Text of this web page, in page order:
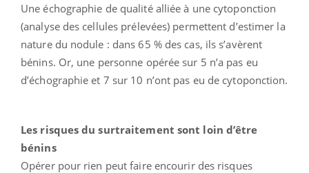
Une échographie de qualité alliée à une cytoponction
(analyse des cellules prélevées) permettent d’estimer la
nature du nodule : dans 65 % des cas, ils s’avèrent
bénins. Or, une personne opérée sur 5 n’a pas eu
d’échographie et 7 sur 10 n’ont pas eu de cytoponction.
Les risques du surtraitement sont loin d’être
bénins
Opérer pour rien peut faire encourir des risques